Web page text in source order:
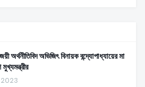
অভিজিৎ বিনায়ক বন্দ্যোপাধ্যায়ের মা